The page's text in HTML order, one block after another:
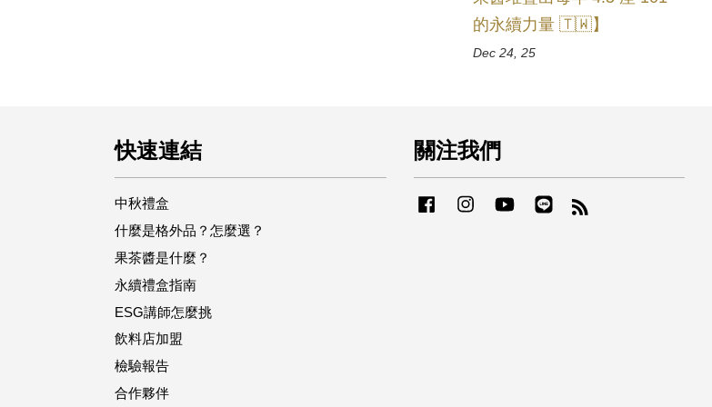
的永續力量 🇹🇼】
Dec 24, 25
快速連結
中秋禮盒
什麼是格外品？怎麼選？
果茶醬是什麼？
永續禮盒指南
ESG講師怎麼挑
飲料店加盟
檢驗報告
合作夥伴
關注我們
FacebookInstagramYouTubeLine